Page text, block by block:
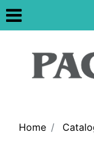
Open
Home